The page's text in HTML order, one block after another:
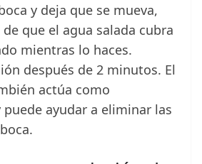
y deja que se mueva,
que el agua salada cubra
mientras lo haces.
después de 2 minutos. El
actúa como
ayudar a eliminar las